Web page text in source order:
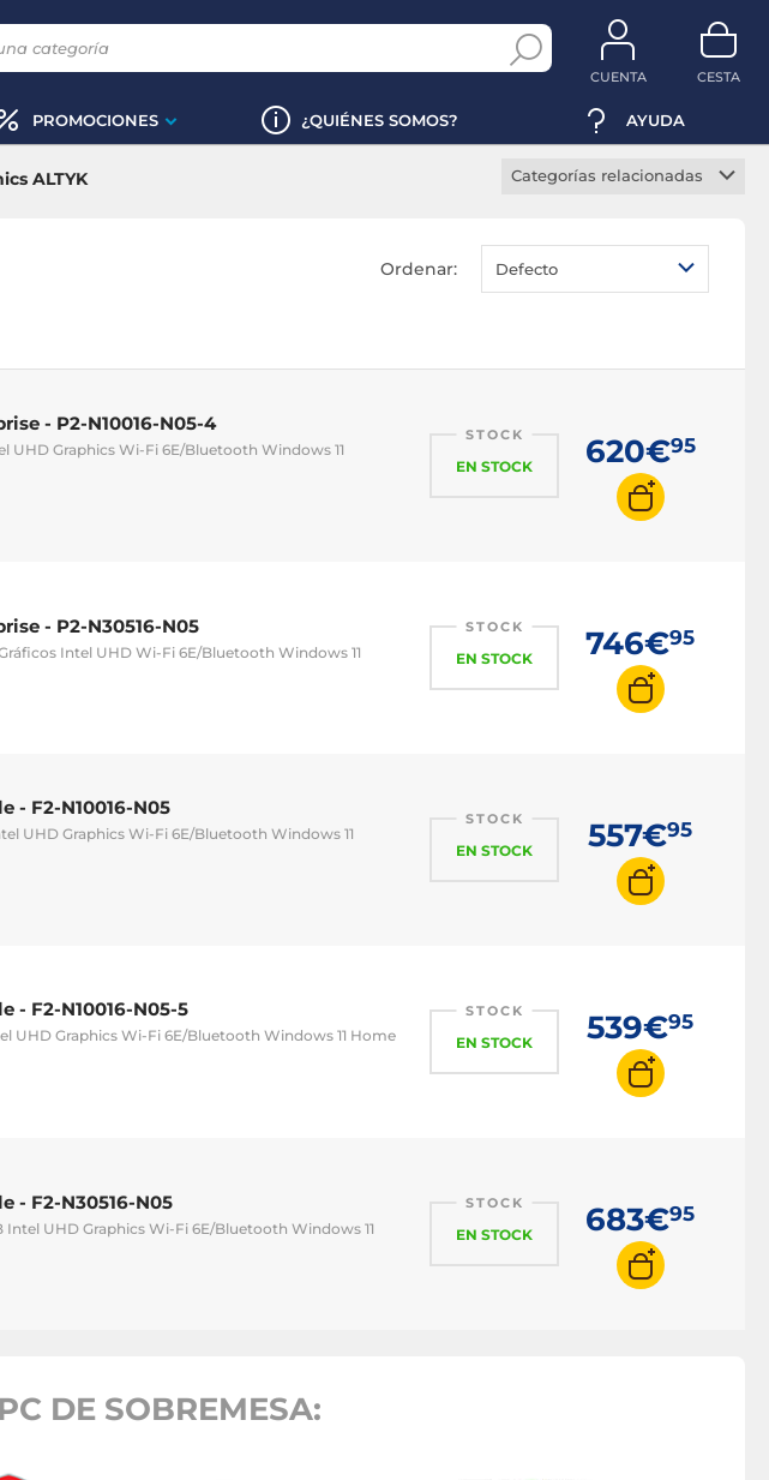
CUENTA CESTA
PROMOCIONES ¿QUIÉNES SOMOS? AYUDA
ALTYK
Categorías relacionadas
PC streaming
Mini PC
PC VR Ready
PC i3
PC Ryzen 5
PC Ryzen 7
Ordenar: Defecto
- P2-N10016-N05-4
UHD Graphics Wi-Fi 6E/Bluetooth Windows 11
STOCK
EN STOCK 620€95
- P2-N30516-N05
Intel UHD Wi-Fi 6E/Bluetooth Windows 11
STOCK
EN STOCK 746€95
- F2-N10016-N05
UHD Graphics Wi-Fi 6E/Bluetooth Windows 11
STOCK
EN STOCK 557€95
- F2-N10016-N05-5
UHD Graphics Wi-Fi 6E/Bluetooth Windows 11 Home
STOCK
EN STOCK 539€95
- F2-N30516-N05
Intel UHD Graphics Wi-Fi 6E/Bluetooth Windows 11
STOCK
EN STOCK 683€95
DE SOBREMESA: